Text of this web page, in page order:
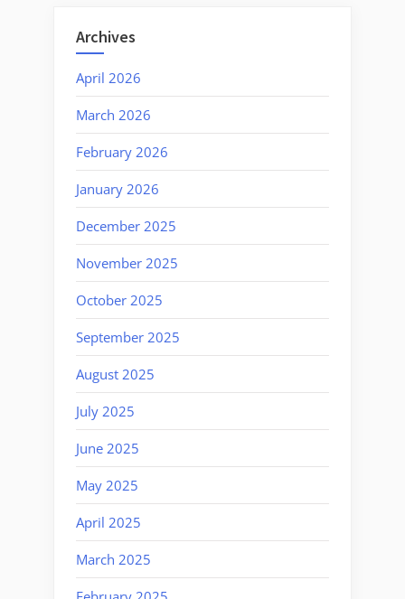
Archives
April 2026
March 2026
February 2026
January 2026
December 2025
November 2025
October 2025
September 2025
August 2025
July 2025
June 2025
May 2025
April 2025
March 2025